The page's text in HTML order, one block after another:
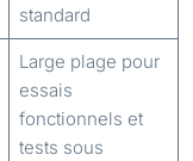
standard
Large plage pour
essais
fonctionnels et
tests sous